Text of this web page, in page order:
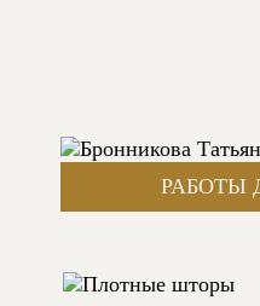
ПЛОТНЫЕ
ТЕГИ:БЕЗ
РАБОТЫ